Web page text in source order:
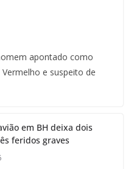
apontado como
e suspeito de
em BH deixa dois
feridos graves